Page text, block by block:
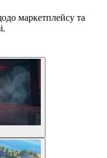
маркетплейсу та